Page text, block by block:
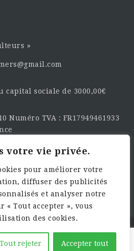
votre vie privée.
pour améliorer votre
diffuser des publicités
et analyser notre
Tout accepter », vous
des cookies.
Tout rejeter Accepter tout
»
capital sociale de 3000,00€
Numéro TVA : FR17949461933
Designed with Web Studio
Agency